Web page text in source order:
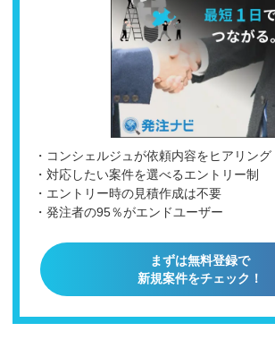
・コンシェルジュが依頼内容をヒアリング
・対応したい案件を選べるエントリー制
・エントリー時の見積作成は不要
・発注者の95％がエンドユーザー
まずは無料登録で
新規案件をチェック！